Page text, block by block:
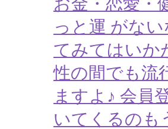
っと運 がな
てみてはいか
性の間でも流
ますよ♪ 会員
いてくるのも